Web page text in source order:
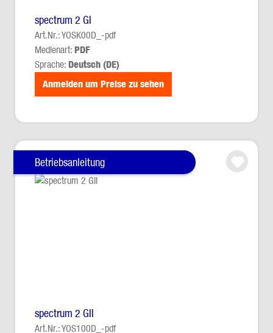
spectrum 2 GI
Art.Nr.: YOSK00D_-pdf
Medienart: PDF
Sprache: Deutsch (DE)
Anmelden um Preise zu sehen
Betriebsanleitung
spectrum 2 GII
Art.Nr.: YOS100D_-pdf